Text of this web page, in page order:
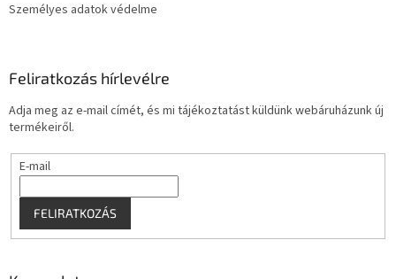
Személyes adatok védelme
Feliratkozás hírlevélre
Adja meg az e-mail címét, és mi tájékoztatást küldünk webáruházunk új
termékeiről.
E-mail
FELIRATKOZÁS